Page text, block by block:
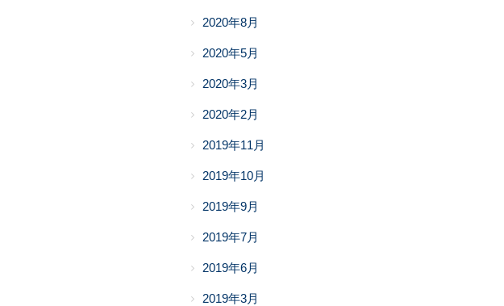
2020年8月
2020年5月
2020年3月
2020年2月
2019年11月
2019年10月
2019年9月
2019年7月
2019年6月
2019年3月